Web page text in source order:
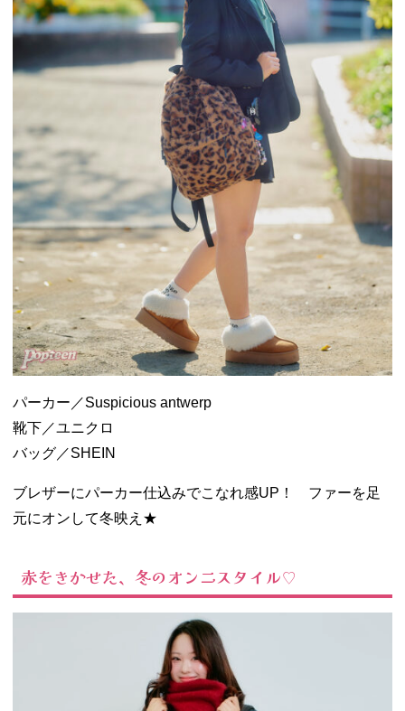
パーカー／Suspicious antwerp
靴下／ユニクロ
バッグ／SHEIN
ブレザーにパーカー仕込みでこなれ感UP！ ファーを足
元にオンして冬映え★
赤をきかせた、冬のオンニスタイル♡